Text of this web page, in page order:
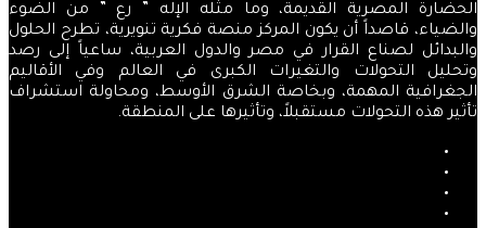
الحضارة المصرية القديمة، وما مثله الإله ” رع ” من الضوء
والضياء، قاصداً أن يكون المركز منصة فكرية تنويرية، تطرح الحلول
والبدائل لصناع القرار في مصر والدول العربية، ساعياً إلى رصد
وتحليل التحولات والتغيرات الكبرى في العالم وفي الأقاليم
الجغرافية المهمة، وبخاصة الشرق الأوسط، ومحاولة استشراف
تأثير هذه التحولات مستقبلاً، وتأثيرها على المنطقة.